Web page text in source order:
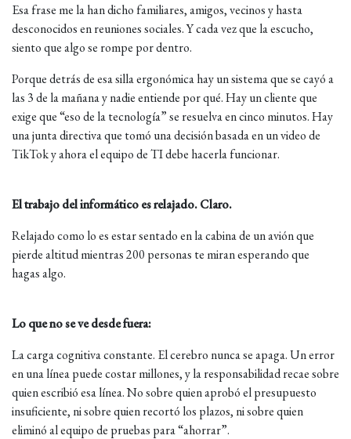
Esa frase me la han dicho familiares, amigos, vecinos y hasta
desconocidos en reuniones sociales. Y cada vez que la escucho,
siento que algo se rompe por dentro.
Porque detrás de esa silla ergonómica hay un sistema que se cayó a
las 3 de la mañana y nadie entiende por qué. Hay un cliente que
exige que “eso de la tecnología” se resuelva en cinco minutos. Hay
una junta directiva que tomó una decisión basada en un video de
TikTok y ahora el equipo de TI debe hacerla funcionar.
El trabajo del informático es relajado. Claro.
Relajado como lo es estar sentado en la cabina de un avión que
pierde altitud mientras 200 personas te miran esperando que
hagas algo.
Lo que no se ve desde fuera:
La carga cognitiva constante. El cerebro nunca se apaga. Un error
en una línea puede costar millones, y la responsabilidad recae sobre
quien escribió esa línea. No sobre quien aprobó el presupuesto
insuficiente, ni sobre quien recortó los plazos, ni sobre quien
eliminó al equipo de pruebas para “ahorrar”.